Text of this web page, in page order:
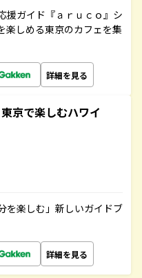
援ガイド『ａｒｕｃｏ』シ
楽しめる東京のカフェを集
詳細を見る
京で楽しむハワイ
を楽しむ」新しいガイドブ
詳細を見る